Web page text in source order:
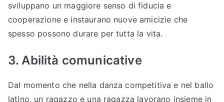
sviluppano un maggiore senso di fiducia e
cooperazione e instaurano nuove amicizie che
spesso possono durare per tutta la vita.
3. Abilità comunicative
Dal momento che nella danza competitiva e nel ballo
latino, un ragazzo e una ragazza lavorano insieme in